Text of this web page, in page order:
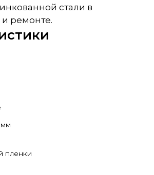
стали в
и ремонте.
пленки